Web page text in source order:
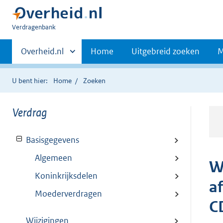
U
hier:
Verdragenbank
Primaire
navigatie
Andere
sites
binnen
Overheid.nl Home Uitgebreid zoeken
U bent hier: Home Zoeken
Verdrag
Basisgegevens
Algemeen
Koninkrijksdelen
Moederverdragen
Wijzigingen